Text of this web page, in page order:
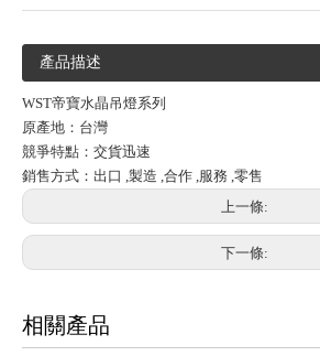
產品描述
WST帝寶水晶吊燈系列
原產地：台灣
競爭特點：交貨迅速
銷售方式：出口 ,製造 ,合作 ,服務 ,零售
上一條:
下一條:
相關產品